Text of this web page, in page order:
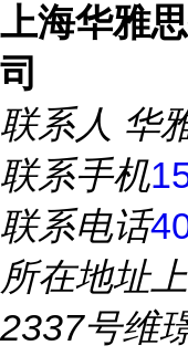
上海华雅
司
联系人 华
联系手机
联系电话
所在地址
2337号维